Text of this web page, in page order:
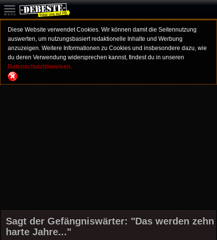
Diese Website verwendet Cookies. Wir können damit die Seitennutzung
auswerten, um nutzungsbasiert redaktionelle Inhalte und Werbung
anzuzeigen. Weitere Informationen zu Cookies und insbesondere dazu, wie
du deren Verwendung widersprechen kannst, findest du in unseren
Datenschutzhinweisen.
Sagt der Gefängniswärter: "Das werden zehn
harte Jahre..."